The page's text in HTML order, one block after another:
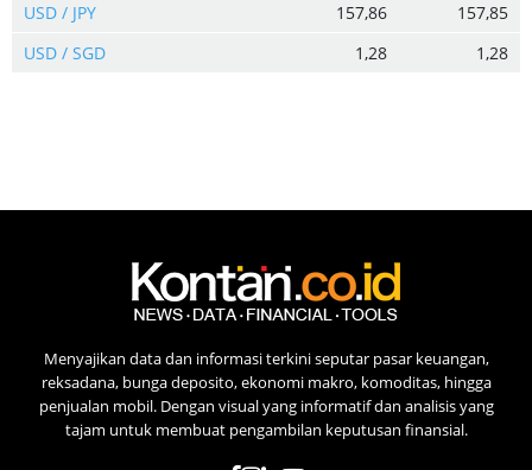
USD / JPY
157,86
157,85
USD / SGD
1,28 1,28
Menyajikan data dan informasi terkini seputar pasar keuangan,
reksadana, bunga deposito, ekonomi makro, komoditas, hingga
penjualan mobil. Dengan visual yang informatif dan analisis yang
tajam untuk membuat pengambilan keputusan finansial.